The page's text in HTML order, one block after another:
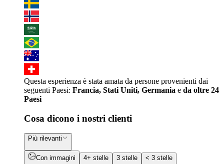
Questa esperienza è stata amata da persone provenienti dai
seguenti Paesi: Francia, Stati Uniti, Germania e da oltre 24
Paesi
Cosa dicono i nostri clienti
Più rilevanti
Con immagini 4+ stelle 3 stelle < 3 stelle